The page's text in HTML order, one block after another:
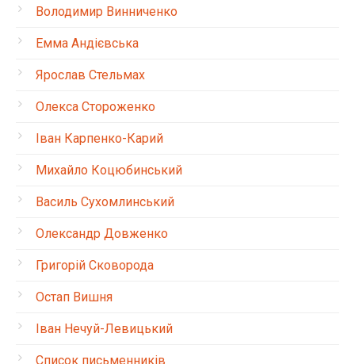
Володимир Винниченко
Емма Андієвська
Ярослав Стельмах
Олекса Стороженко
Іван Карпенко-Карий
Михайло Коцюбинський
Василь Сухомлинський
Олександр Довженко
Григорій Сковорода
Остап Вишня
Іван Нечуй-Левицький
Список письменників